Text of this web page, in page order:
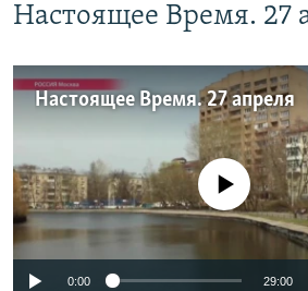
Настоящее Время. 27
Настоящее Время. 27 апреля
No media source
0:00 29:00